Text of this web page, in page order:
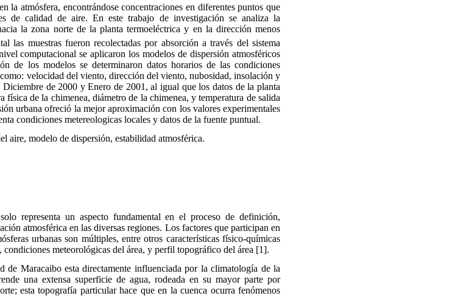
la atmósfera, encontrándose concentraciones en diferentes puntos que
de calidad de aire. En este trabajo de investigación se analiza la
la zona norte de la planta termoeléctrica y en la dirección menos
las muestras fueron recolectadas por absorción a través del sistema
computacional se aplicaron los modelos de dispersión atmosféricos
de los modelos se determinaron datos horarios de las condiciones
velocidad del viento, dirección del viento, nubosidad, insolación y
Diciembre de 2000 y Enero de 2001, al igual que los datos de la planta
física de la chimenea, diámetro de la chimenea, y temperatura de salida
urbana ofreció la mejor aproximación con los valores experimentales
condiciones metereologicas locales y datos de la fuente puntual.
aire, modelo de dispersión, estabilidad atmosférica.
representa un aspecto fundamental en el proceso de definición,
atmosférica en las diversas regiones. Los factores que participan en
urbanas son múltiples, entre otros características físico-químicas
meteorológicas del área, y perfil topográfico del área [1].
de Maracaibo esta directamente influenciada por la climatología de la
una extensa superficie de agua, rodeada en su mayor parte por
esta topografía particular hace que en la cuenca ocurra fenómenos